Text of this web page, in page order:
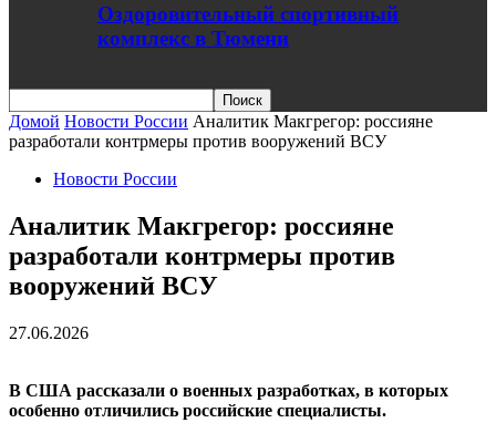
Оздоровительный спортивный
комплекс в Тюмени
Домой Новости России Аналитик Макгрегор: россияне
разработали контрмеры против вооружений ВСУ
Новости России
Аналитик Макгрегор: россияне
разработали контрмеры против
вооружений ВСУ
27.06.2026
В США рассказали о военных разработках, в которых
особенно отличились российские специалисты.